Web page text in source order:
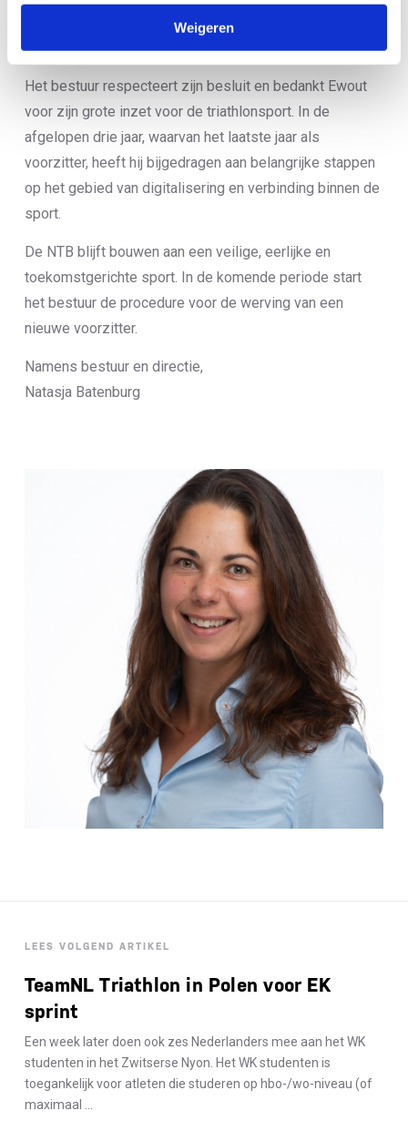
Weigeren
activiteiten kunnen in de toekomst mogelijk conflicteren
met zijn rol als voorzitter.
Het bestuur respecteert zijn besluit en bedankt Ewout
voor zijn grote inzet voor de triathlonsport. In de
afgelopen drie jaar, waarvan het laatste jaar als
voorzitter, heeft hij bijgedragen aan belangrijke stappen
op het gebied van digitalisering en verbinding binnen de
sport.
De NTB blijft bouwen aan een veilige, eerlijke en
toekomstgerichte sport. In de komende periode start
het bestuur de procedure voor de werving van een
nieuwe voorzitter.
Namens bestuur en directie,
Natasja Batenburg
LEES VOLGEND ARTIKEL
TeamNL Triathlon in Polen voor EK
sprint
Een week later doen ook zes Nederlanders mee aan het WK
studenten in het Zwitserse Nyon. Het WK studenten is
toegankelijk voor atleten die studeren op hbo-/wo-niveau (of
maximaal ...